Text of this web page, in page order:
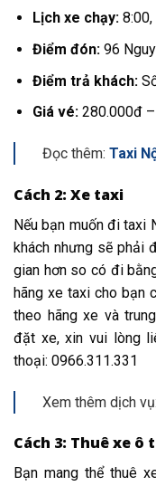
Lịch xe chạy:8:00,
Điểm đón:96
Điểm trả khách:
Giá vé:280.000đ
Đọc thêm: Taxi
Cách 2: Xe taxi
Nếu bạn muốn đi taxi
khách nhưng sẽ phải
gian hơn so cóđi
hãng xe taxi cho bạn
theo hãng xe và
đặt xe, xin vui lòng
thoại: 0966.311.331
Xem thêm dịch vụ:
Cách 3: Thuê xe ô
Bạn mangthể thuê